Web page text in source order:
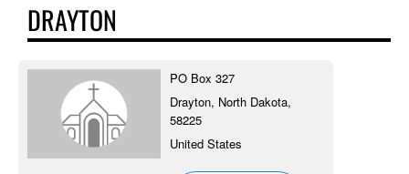
DRAYTON
PO Box 327
Drayton, North Dakota,
58225
United States